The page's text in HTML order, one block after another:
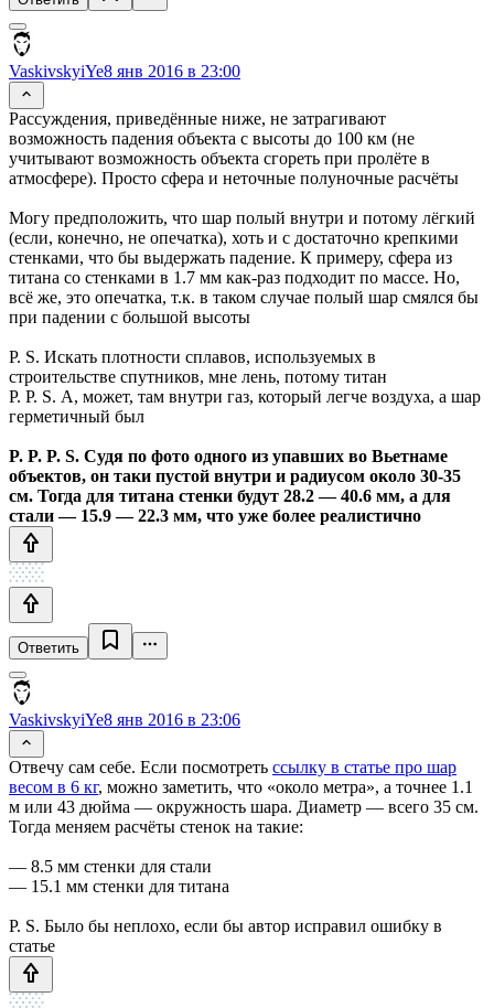
VaskivskyiYe8 янв 2016 в 23:00
Рассуждения, приведённые ниже, не затрагивают
возможность падения объекта с высоты до 100 км (не
учитывают возможность объекта сгореть при пролёте в
атмосфере). Просто сфера и неточные полуночные расчёты
Могу предположить, что шар полый внутри и потому лёгкий
(если, конечно, не опечатка), хоть и с достаточно крепкими
стенками, что бы выдержать падение. К примеру, сфера из
титана со стенками в 1.7 мм как-раз подходит по массе. Но,
всё же, это опечатка, т.к. в таком случае полый шар смялся бы
при падении с большой высоты
P. S. Искать плотности сплавов, используемых в
строительстве спутников, мне лень, потому титан
P. P. S. А, может, там внутри газ, который легче воздуха, а шар
герметичный был
P. P. P. S. Судя по фото одного из упавших во Вьетнаме
объектов, он таки пустой внутри и радиусом около 30-35
см. Тогда для титана стенки будут 28.2 — 40.6 мм, а для
стали — 15.9 — 22.3 мм, что уже более реалистично
Ответить
VaskivskyiYe8 янв 2016 в 23:06
Отвечу сам себе. Если посмотреть ссылку в статье про шар
весом в 6 кг, можно заметить, что «около метра», а точнее 1.1
м или 43 дюйма — окружность шара. Диаметр — всего 35 см.
Тогда меняем расчёты стенок на такие:
— 8.5 мм стенки для стали
— 15.1 мм стенки для титана
P. S. Было бы неплохо, если бы автор исправил ошибку в
статье